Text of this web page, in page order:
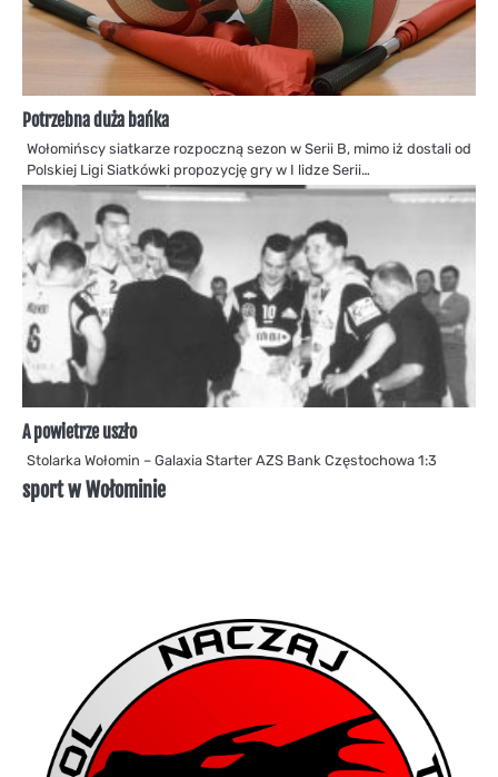
Potrzebna duża bańka
Wołomińscy siatkarze rozpoczną sezon w Serii B, mimo iż dostali od
Polskiej Ligi Siatkówki propozycję gry w I lidze Serii…
A powietrze uszło
Stolarka Wołomin – Galaxia Starter AZS Bank Częstochowa 1:3
sport w Wołominie